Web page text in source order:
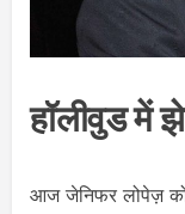
हॉलीवुड में
आज जेनिफर लोपेज़ को